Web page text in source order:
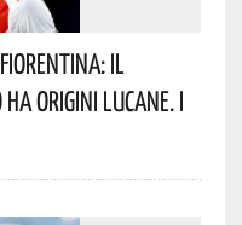
Il
Origini Lucane. I